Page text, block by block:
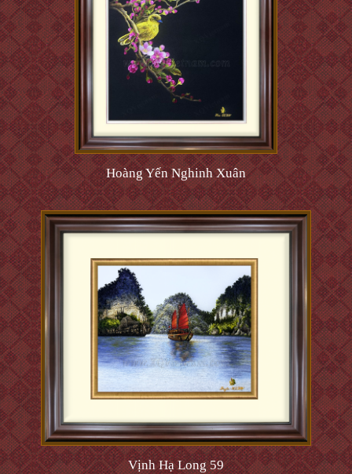
Hoàng Yến Nghinh Xuân
Vịnh Hạ Long 59